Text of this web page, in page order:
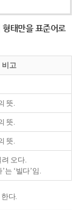
태만을 표준어로
비고
뜻.
뜻.
뜻.
려 오다.
는 ‘빌다’임.
한다.